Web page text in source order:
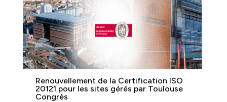
Renouvellement de la Certification ISO
20121 pour les sites gérés par Toulouse
Congrès